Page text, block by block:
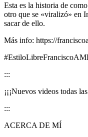
Esta es la historia de
otro que se «viralizó» en
sacar de ello.
Más info: https://
:::
¡¡¡Nuevos videos todas
:::
ACERCA DE MÍ